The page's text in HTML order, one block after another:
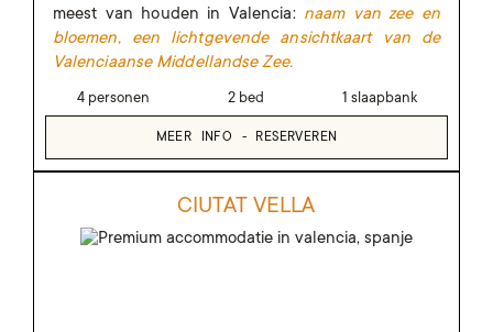
meest van houden in Valencia: naamvan zee en
bloemen, een lichtgevende ansichtkaart van de
Valenciaanse Middellandse Zee.
4 personen 2 bed 1 slaapbank
MEER INFO - RESERVEREN
CIUTAT VELLA